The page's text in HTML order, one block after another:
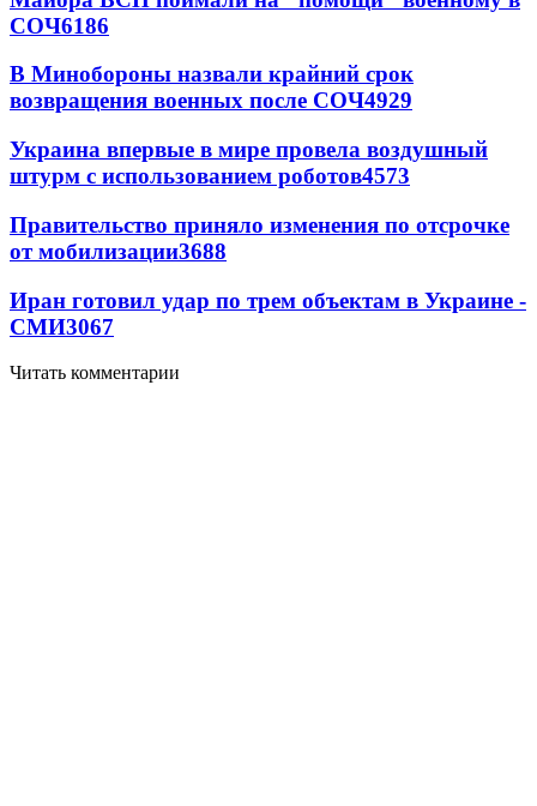
СОЧ6186
В Минобороны назвали крайний срок
возвращения военных после СОЧ4929
Украина впервые в мире провела воздушный
штурм с использованием роботов4573
Правительство приняло изменения по отсрочке
от мобилизации3688
Иран готовил удар по трем объектам в Украине -
СМИ3067
Читать комментарии